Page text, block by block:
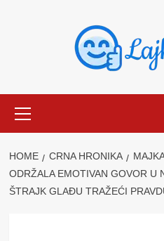
Menu
HOME CRNA HRONIKA
ODRŽALA EMOTIVAN GOVOR U
ŠTRAJK GLAĐU TRAŽEĆI